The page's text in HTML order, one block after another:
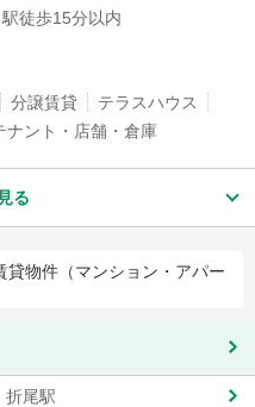
駅徒歩15分以内
分譲賃貸
テラスハウス
ナント・店舗・倉庫
る
物件（マンション・アパー
折尾駅